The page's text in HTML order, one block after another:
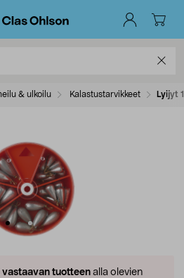
& ulkoilu Kalastustarvikkeet Lyijyt
vastaavan tuotteenalla olevien